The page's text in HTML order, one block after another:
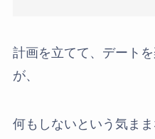
計画を立てて、デート
が、
何もしないという気ま